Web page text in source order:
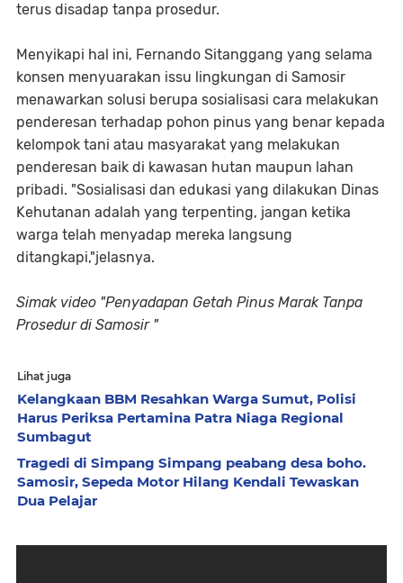
terus disadap tanpa prosedur.
Menyikapi hal ini, Fernando Sitanggang yang selama
konsen menyuarakan issu lingkungan di Samosir
menawarkan solusi berupa sosialisasi cara melakukan
penderesan terhadap pohon pinus yang benar kepada
kelompok tani atau masyarakat yang melakukan
penderesan baik di kawasan hutan maupun lahan
pribadi. "Sosialisasi dan edukasi yang dilakukan Dinas
Kehutanan adalah yang terpenting, jangan ketika
warga telah menyadap mereka langsung
ditangkapi,"jelasnya.
Simak video "Penyadapan Getah Pinus Marak Tanpa
Prosedur di Samosir "
Lihat juga
Kelangkaan BBM Resahkan Warga Sumut, Polisi
Harus Periksa Pertamina Patra Niaga Regional
Sumbagut
Tragedi di Simpang Simpang peabang desa boho.
Samosir, Sepeda Motor Hilang Kendali Tewaskan
Dua Pelajar